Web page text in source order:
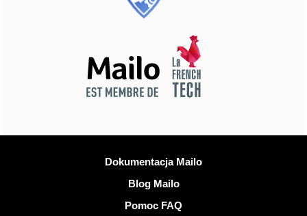
Dokumentacja Mailo
Blog Mailo
Pomoc FAQ